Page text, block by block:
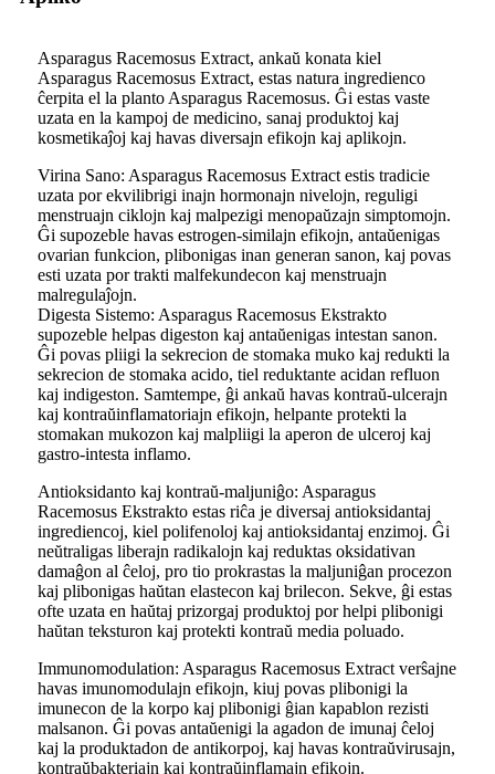
Asparagus Racemosus Extract, ankaŭ konata kiel
Asparagus Racemosus Extract, estas natura ingredienco
ĉerpita el la planto Asparagus Racemosus. Ĝi estas vaste
uzata en la kampoj de medicino, sanaj produktoj kaj
kosmetikaĵoj kaj havas diversajn efikojn kaj aplikojn.
Virina Sano: Asparagus Racemosus Extract estis tradicie
uzata por ekvilibrigi inajn hormonajn nivelojn, reguligi
menstruajn ciklojn kaj malpezigi menopaŭzajn simptomojn.
Ĝi supozeble havas estrogen-similajn efikojn, antaŭenigas
ovarian funkcion, plibonigas inan generan sanon, kaj povas
esti uzata por trakti malfekundecon kaj menstruajn
malregulaĵojn.
Digesta Sistemo: Asparagus Racemosus Ekstrakto
supozeble helpas digeston kaj antaŭenigas intestan sanon.
Ĝi povas pliigi la sekrecion de stomaka muko kaj redukti la
sekrecion de stomaka acido, tiel reduktante acidan refluon
kaj indigeston. Samtempe, ĝi ankaŭ havas kontraŭ-ulcerajn
kaj kontraŭinflamatoriajn efikojn, helpante protekti la
stomakan mukozon kaj malpliigi la aperon de ulceroj kaj
gastro-intesta inflamo.
Antioksidanto kaj kontraŭ-maljuniĝo: Asparagus
Racemosus Ekstrakto estas riĉa je diversaj antioksidantaj
ingrediencoj, kiel polifenoloj kaj antioksidantaj enzimoj. Ĝi
neŭtraligas liberajn radikalojn kaj reduktas oksidativan
damaĝon al ĉeloj, pro tio prokrastas la maljuniĝan procezon
kaj plibonigas haŭtan elastecon kaj brilecon. Sekve, ĝi estas
ofte uzata en haŭtaj prizorgaj produktoj por helpi plibonigi
haŭtan teksturon kaj protekti kontraŭ media poluado.
Immunomodulation: Asparagus Racemosus Extract verŝajne
havas imunomodulajn efikojn, kiuj povas plibonigi la
imunecon de la korpo kaj plibonigi ĝian kapablon rezisti
malsanon. Ĝi povas antaŭenigi la agadon de imunaj ĉeloj
kaj la produktadon de antikorpoj, kaj havas kontraŭvirusajn,
kontraŭbakteriajn kaj kontraŭinflamajn efikojn.